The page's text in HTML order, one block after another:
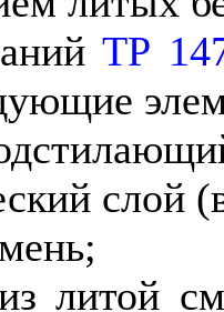
ТР
слой
литой